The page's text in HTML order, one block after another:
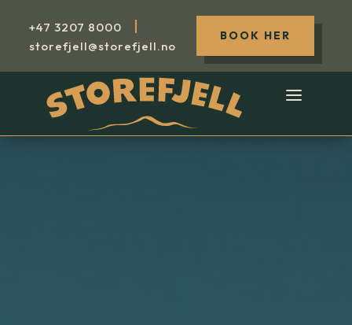
+473207 8000 |
storefjell@storefjell.no
BOOK HER